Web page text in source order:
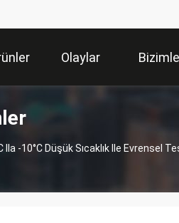
Olaylar
-10°C Düşük Sıcaklık Ile Evrensel